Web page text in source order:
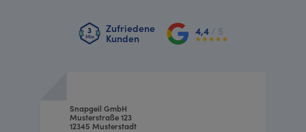
Zufriedene
Kunden
4,4 / 5
Snapgeil GmbH
Musterstraße 123
12345 Musterstadt